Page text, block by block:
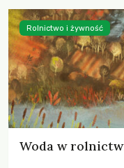
Woda w
Rolnictwo i żywność